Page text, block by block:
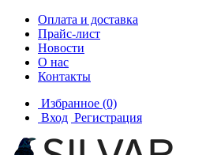
Оплата и доставка
Прайс-лист
Новости
О нас
Контакты
Избранное (0)
Вход Регистрация